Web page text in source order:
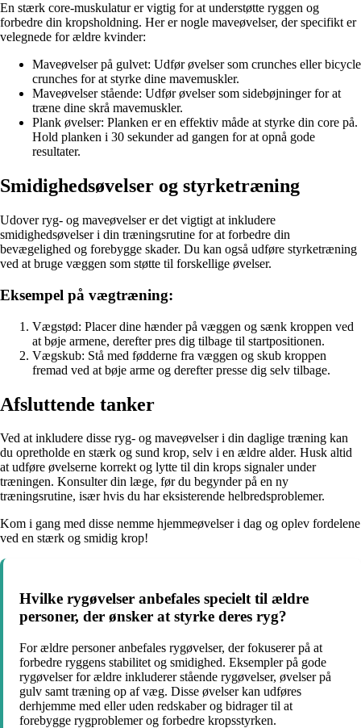
En stærk core-muskulatur er vigtig for at understøtte ryggen og
forbedre din kropsholdning. Her er nogle maveøvelser, der specifikt er
velegnede for ældre kvinder:
Maveøvelser på gulvet: Udfør øvelser som crunches eller bicycle
crunches for at styrke dine mavemuskler.
Maveøvelser stående: Udfør øvelser som sidebøjninger for at
træne dine skrå mavemuskler.
Plank øvelser: Planken er en effektiv måde at styrke din core på.
Hold planken i 30 sekunder ad gangen for at opnå gode
resultater.
Smidighedsøvelser og styrketræning
Udover ryg- og maveøvelser er det vigtigt at inkludere
smidighedsøvelser i din træningsrutine for at forbedre din
bevægelighed og forebygge skader. Du kan også udføre styrketræning
ved at bruge væggen som støtte til forskellige øvelser.
Eksempel på vægtræning:
Vægstød: Placer dine hænder på væggen og sænk kroppen ved
at bøje armene, derefter pres dig tilbage til startpositionen.
Vægskub: Stå med fødderne fra væggen og skub kroppen
fremad ved at bøje arme og derefter presse dig selv tilbage.
Afsluttende tanker
Ved at inkludere disse ryg- og maveøvelser i din daglige træning kan
du opretholde en stærk og sund krop, selv i en ældre alder. Husk altid
at udføre øvelserne korrekt og lytte til din krops signaler under
træningen. Konsulter din læge, før du begynder på en ny
træningsrutine, især hvis du har eksisterende helbredsproblemer.
Kom i gang med disse nemme hjemmeøvelser i dag og oplev fordelene
ved en stærk og smidig krop!
Hvilke rygøvelser anbefales specielt til ældre
personer, der ønsker at styrke deres ryg?
For ældre personer anbefales rygøvelser, der fokuserer på at
forbedre ryggens stabilitet og smidighed. Eksempler på gode
rygøvelser for ældre inkluderer stående rygøvelser, øvelser på
gulv samt træning op af væg. Disse øvelser kan udføres
derhjemme med eller uden redskaber og bidrager til at
forebygge rygproblemer og forbedre kropsstyrken.